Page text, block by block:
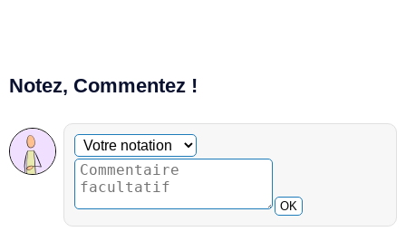
Notez, Commentez !
Commentaire facultatif
Votre notation
OK